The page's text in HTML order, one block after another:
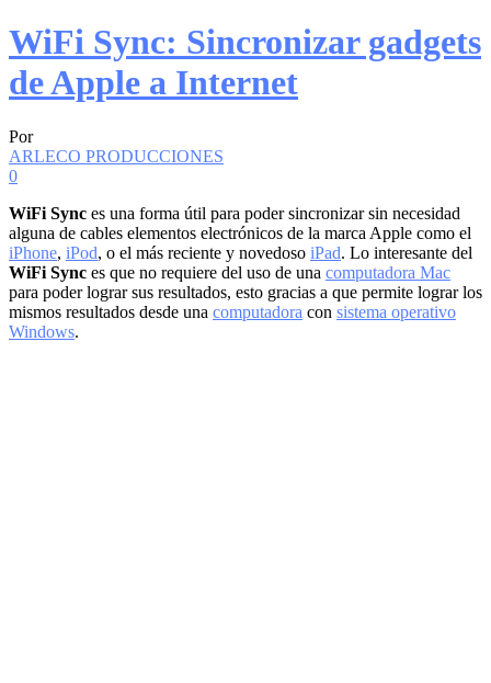
WiFi Sync: Sincronizar gadgets
de Apple a Internet
Por
ARLECO PRODUCCIONES
0
WiFi Sync es una forma útil para poder sincronizar sin necesidad
alguna de cables elementos electrónicos de la marca Apple como el
iPhone, iPod, o el más reciente y novedoso iPad. Lo interesante del
WiFi Sync es que no requiere del uso de una computadora Mac
para poder lograr sus resultados, esto gracias a que permite lograr los
mismos resultados desde una computadora con sistema operativo
Windows.